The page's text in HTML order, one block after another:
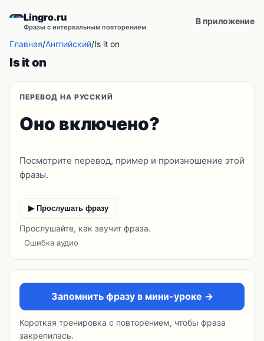
Lingro.ru
Фразы с интервальным повторением
В приложение
Главная/Английский/Is it on
Is it on
ПЕРЕВОД НА РУССКИЙ
Оно включено?
Посмотрите перевод, пример и произношение этой
фразы.
▶ Прослушать фразу
Прослушайте, как звучит фраза.
Ошибка аудио
Запомнить фразу в мини-уроке →
Короткая тренировка с повторением, чтобы фраза
закрепилась.